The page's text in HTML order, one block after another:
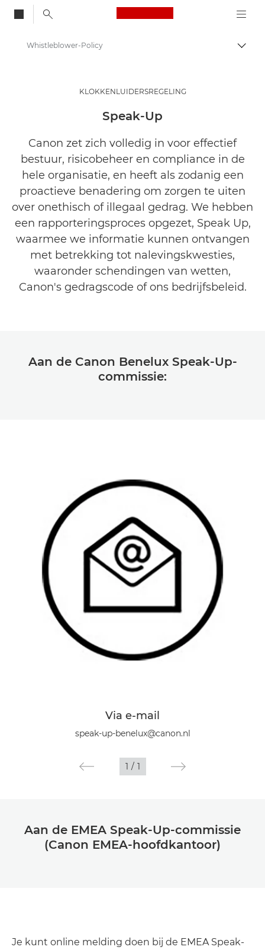
Canon Logo, back
Whistleblower-Policy
KLOKKENLUIDERSREGELING
Speak-Up
Canon zet zich volledig in voor effectief
bestuur, risicobeheer en compliance in de
hele organisatie, en heeft als zodanig een
proactieve benadering om zorgen te uiten
over onethisch of illegaal gedrag. We hebben
een rapporteringsproces opgezet, Speak Up,
waarmee we informatie kunnen ontvangen
met betrekking tot nalevingskwesties,
waaronder schendingen van wetten,
Canon's gedragscode of ons bedrijfsbeleid.
Aan de Canon Benelux Speak-Up-
commissie:
Via e-mail
speak-up-benelux@canon.nl
1 / 1
Aan de EMEA Speak-Up-commissie
(Canon EMEA-hoofdkantoor)
Je kunt online melding doen bij de EMEA Speak-